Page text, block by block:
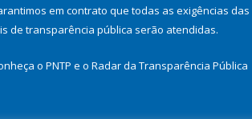
em contrato que todas as exigências das
de transparência pública serão atendidas.
o PNTP e o Radar da Transparência Pública